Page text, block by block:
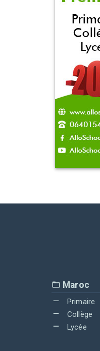
Maroc
Primaire
Collège
Lycée